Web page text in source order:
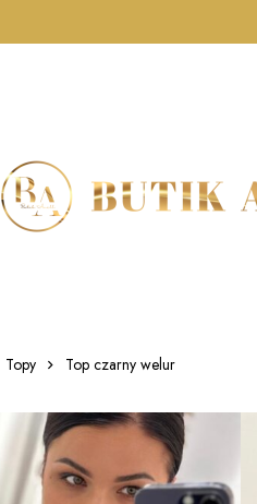
Topy Top czarny welur